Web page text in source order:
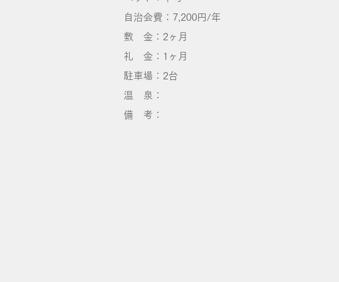
自治会費：7,200円/年
敷 金：2ヶ月
礼 金：1ヶ月
​駐車場：2台
温 泉：
備 考：